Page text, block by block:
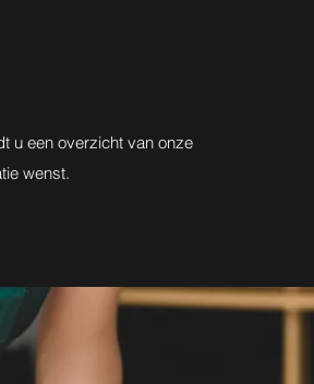
u een overzicht van onze
wenst.